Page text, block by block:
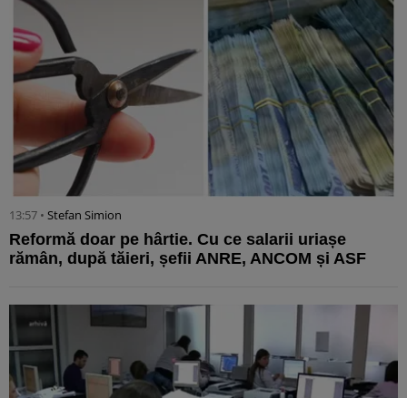
13:57 • Stefan Simion
Reformă doar pe hârtie. Cu ce salarii uriașe
rămân, după tăieri, șefii ANRE, ANCOM și ASF